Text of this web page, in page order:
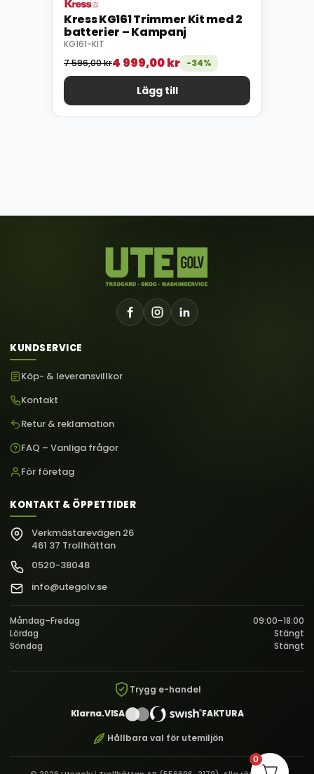
Kress KG161 Trimmer Kit med 2
batterier – Kampanj
KG161-KIT
7 596,00kr4 999,00kr -34%
Lägg till
KUNDSERVICE
Köp- & leveransvillkor
Kontakt
Retur & reklamation
FAQ – Vanliga frågor
För företag
KONTAKT & ÖPPETTIDER
Verkmästarevägen 26
461 37 Trollhättan
0520-38048
info@utegolv.se
Måndag–Fredag
09:00–18:00
Lördag
Stängt
Söndag
Stängt
Trygg e-handel
Klarna.VISA FAKTURA
Hållbara val för utemiljön
0